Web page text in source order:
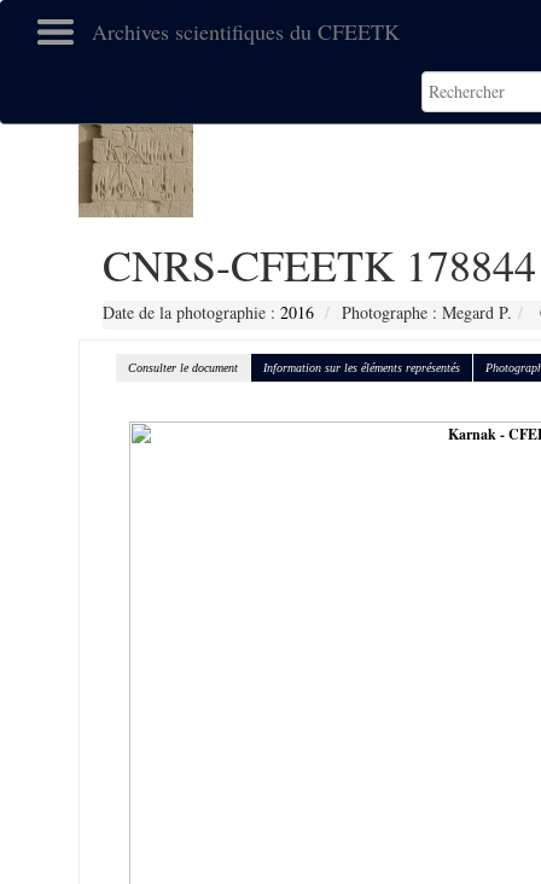
Archives scientifiques du CFEETK
CNRS-CFEETK 178844
Date de la photographie : 2016 Photographe : Megard P.
Consulter le document Information sur les éléments représentés